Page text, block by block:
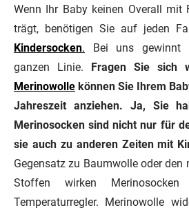
Wenn Ihr Baby keinen Overall mit
trägt, benötigen Sie auf jeden
Kindersocken. Bei uns gewinnt
ganzen Linie. Fragen Sie sich
Merinowolle können Sie Ihrem
Jahreszeit anziehen. Ja, Sie
Merinosocken sind nicht nur für
sie auch zu anderen Zeiten mit
Gegensatz zu Baumwolle oder den
Stoffen wirken Merinosocken
Temperaturregler. Merinowolle